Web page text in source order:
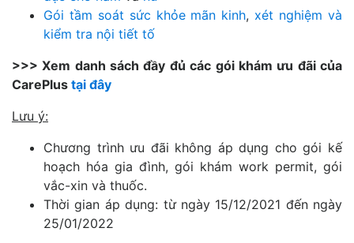
Gói tầm soát sức khỏe mãn kinh, xét nghiệm và
kiểm tra nội tiết tố
>>> Xem danh sách đầy đủ các gói khám ưu đãi của
CarePlus tại đây
Lưu ý:
Chương trình ưu đãi không áp dụng cho gói kế
hoạch hóa gia đình, gói khám work permit, gói
vắc-xin và thuốc.
Thời gian áp dụng: từ ngày 15/12/2021 đến ngày
25/01/2022